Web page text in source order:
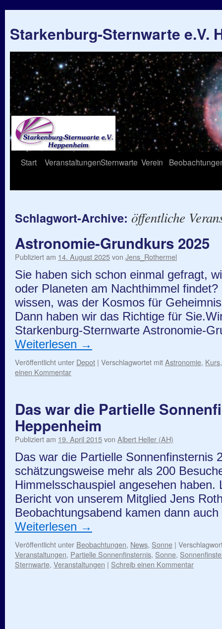
Starkenburg-Sternwarte e.V.
Springe
Start VeranstaltungenSternwarte Verein
Schlagwort-Archive: öffentliche
Astronomie-Grundkurs 2025
Publiziert am 14. August 2025von Jens_Rothermel
Sie haben sich schon einmal gefragt,
oder Planeten am Nachthimmel
wissen, was der Kosmos für
Dann haben wir das Richtige für
Starkenburg-Sternwarte Astronomie-
Weiterlesen →
Veröffentlicht unter Depot | Verschlagwortet mitAstronomie, Kurs
einen Kommentar
Das war die Partielle
Heppenheim
Publiziert am 19. April 2015von Albert Heller (AH)
Das war die Partielle Sonnenfinsternis
schätzungsweise mehr als 200
Himmelsschauspiel angesehen haben.
Bericht von unserem Mitglied Jens
Beobachtungsabend kamen dann
Weiterlesen →
Veröffentlicht unter Beobachtungen, News, Sonne |
Veranstaltungen, Partielle Sonnenfinsternis, Sonne,
Sternwarte, Veranstaltungen | Schreib einen Kommentar